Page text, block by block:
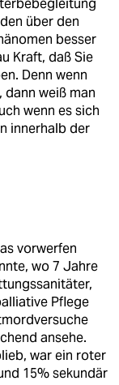
über den
besser
Kraft, daß Sie
Denn wenn
weiß man
wenn es sich
innerhalb der
vorwerfen
wo 7 Jahre
Pflege
ansehe.
war ein roter
15% sekundär